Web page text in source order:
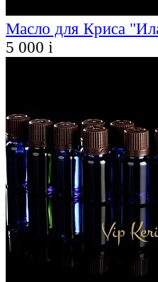
Масло для Криса
5 000 i